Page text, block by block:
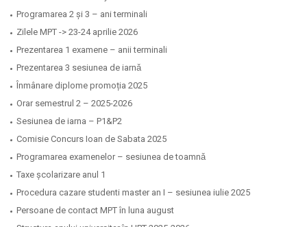
Programarea 2 și 3 – ani terminali
Zilele MPT -> 23-24 aprilie 2026
Prezentarea 1 examene – anii terminali
Prezentarea 3 sesiunea de iarnǎ
Înmânare diplome promoția 2025
Orar semestrul 2 – 2025-2026
Sesiunea de iarna – P1&P2
Comisie Concurs Ioan de Sabata 2025
Programarea examenelor – sesiunea de toamnǎ
Taxe școlarizare anul 1
Procedura cazare studenti master an I – sesiunea iulie 2025
Persoane de contact MPT în luna august